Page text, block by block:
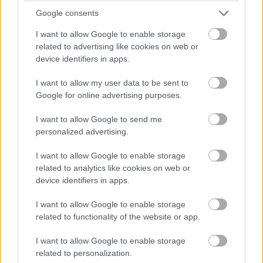
Google consents
I want to allow Google to enable storage
related to advertising like cookies on web or
device identifiers in apps.
I want to allow my user data to be sent to
Google for online advertising purposes.
I want to allow Google to send me
personalized advertising.
I want to allow Google to enable storage
related to analytics like cookies on web or
device identifiers in apps.
I want to allow Google to enable storage
related to functionality of the website or app.
I want to allow Google to enable storage
related to personalization.
3 napja
Nem tud úrrá lenni a fékproblémákon a Cadillac
Hiába hoztak az F1-es Magyar Nagydíjra fejlesztést is hozzá,
továbbra is szenvednek a fékhűtési problémáktól a Cadillacnél –
ismerte el Valtteri Bottas. A gond a leglátványosabban
Spielbergben ütötte fel a fejét, amikor mindkét autó kiesett
emiatt az első körökben. Ezért a Formula-1 új csapata a
kanyarokkal tűzdelt mogyoródi pálya és a hőség ismét előhozta
a problémát, így Bottas kiállni kényszerült.
A finn elismerte: a Magyar Nagydíjon bebizonyosodott, hogy
újítás ide vagy oda, nagyobb légáramlásra van szükség a
fékeknél, még ha extrém is volt a helyszín meg a hőmérséklet.